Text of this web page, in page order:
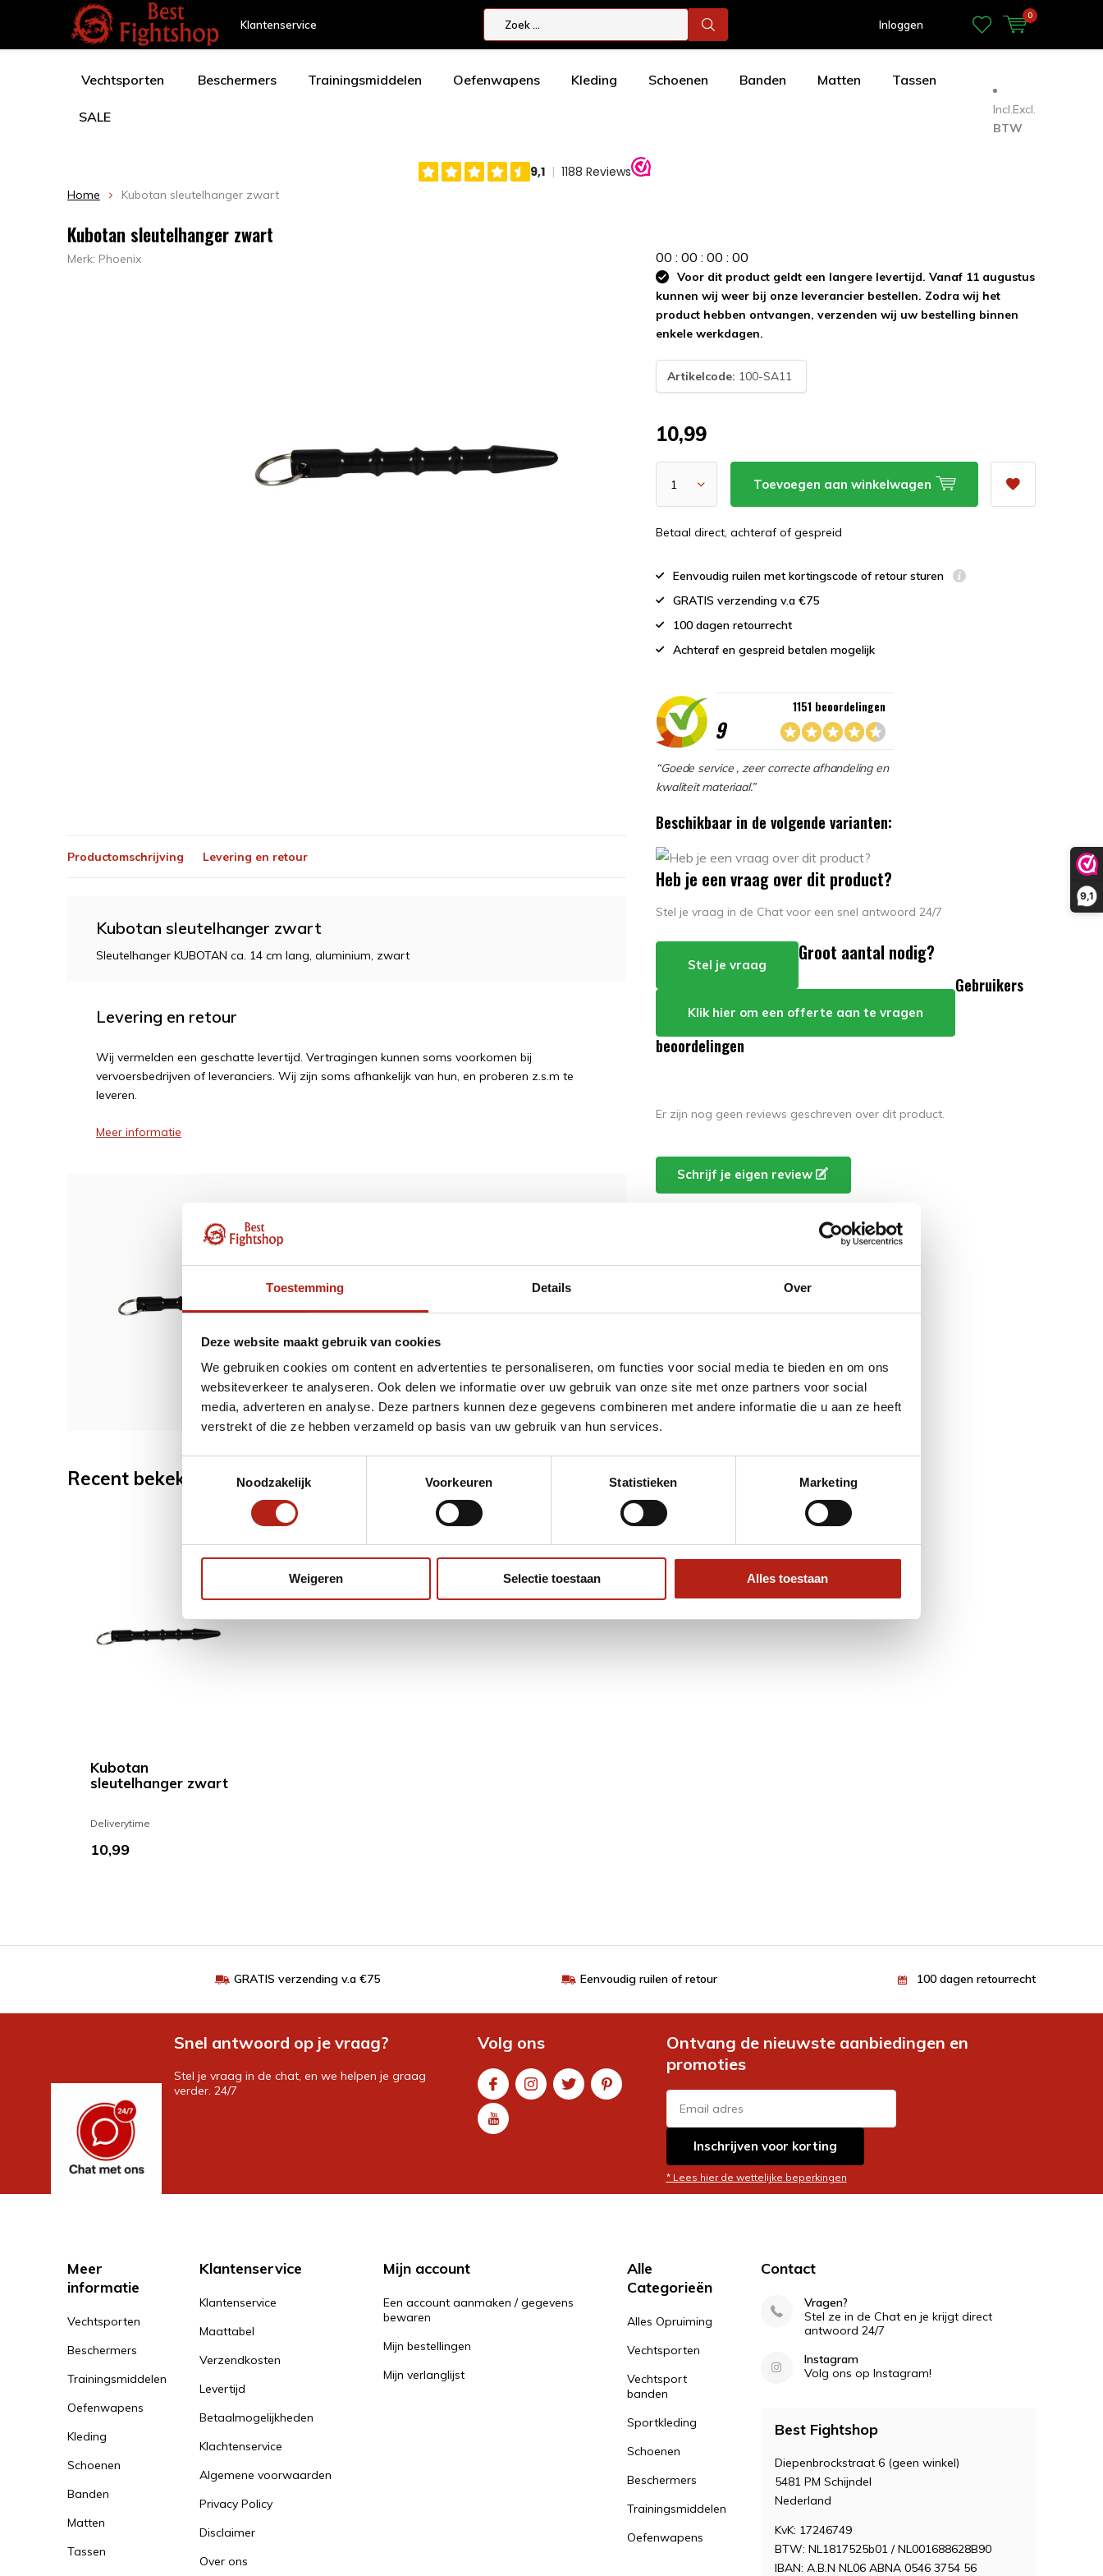
Toestemming Details Over
Deze website maakt gebruik van cookies
We gebruiken cookies om content en advertenties te personaliseren, om functies voor social media te bieden en om ons
websiteverkeer te analyseren. Ook delen we informatie over uw gebruik van onze site met onze partners voor social
media, adverteren en analyse. Deze partners kunnen deze gegevens combineren met andere informatie die u aan ze heeft
verstrekt of die ze hebben verzameld op basis van uw gebruik van hun services.
Noodzakelijk
Voorkeuren Statistieken Marketing
Weigeren Selectie toestaan Alles toestaan
9,1
Klantenservice Inloggen
0
Vechtsporten Beschermers Trainingsmiddelen Oefenwapens Kleding Schoenen Banden Matten Tassen
SALE Incl.Excl.
BTW
Home Kubotan sleutelhanger zwart
Kubotan sleutelhanger zwart
Merk: Phoenix 00 :00 :00 :00
Voor dit product geldt een langere levertijd. Vanaf 11 augustus
kunnen wij weer bij onze leverancier bestellen. Zodra wij het
product hebben ontvangen, verzenden wij uw bestelling binnen
enkele werkdagen.
Artikelcode: 100-SA11
10,99
Toevoegen aan winkelwagen
Betaal direct, achteraf of gespreid
Eenvoudig ruilen met kortingscode of retour sturen
GRATIS verzending v.a €75
100 dagen retourrecht
Achteraf en gespreid betalen mogelijk
9
1151 beoordelingen
“Goede service , zeer correcte afhandeling en
kwaliteit materiaal.”
Beschikbaar in de volgende varianten:
Productomschrijving Levering en retour
Kubotan sleutelhanger zwart
Sleutelhanger KUBOTAN ca. 14 cm lang, aluminium, zwart
Levering en retour
Wij vermelden een geschatte levertijd. Vertragingen kunnen soms voorkomen bij
vervoersbedrijven of leveranciers. Wij zijn soms afhankelijk van hun, en proberen z.s.m te
leveren.
Meer informatie
Kubotan sleutelhanger zwart
10,99
winkelwagen
Heb je een vraag over dit product?
Stel je vraag in de Chat voor een snel antwoord 24/7
Stel je vraag
Groot aantal nodig?
Klik hier om een offerte aan te vragen
Gebruikers
beoordelingen
Er zijn nog geen reviews geschreven over dit product.
Schrijf je eigen review
Recent bekeken
Kubotan
sleutelhanger zwart
Deliverytime
10,99
GRATIS verzending v.a €75 Eenvoudig ruilen of retour 100 dagen retourrecht
Snel antwoord op je vraag?
Stel je vraag in de chat, en we helpen je graag
verder. 24/7
Volg ons
Ontvang de nieuwste aanbiedingen en
promoties
Inschrijven voor korting
* Lees hier de wettelijke beperkingen
Meer
informatie
Vechtsporten
Beschermers
Trainingsmiddelen
Oefenwapens
Kleding
Schoenen
Banden
Matten
Tassen
Klantenservice
Klantenservice
Maattabel
Verzendkosten
Levertijd
Betaalmogelijkheden
Klachtenservice
Algemene voorwaarden
Privacy Policy
Disclaimer
Over ons
Mijn account
Een account aanmaken / gegevens
bewaren
Mijn bestellingen
Mijn verlanglijst
Alle
Categorieën
Alles Opruiming
Vechtsporten
Vechtsport
banden
Sportkleding
Schoenen
Beschermers
Trainingsmiddelen
Oefenwapens
Contact
Vragen?
Stel ze in de Chat en je krijgt direct
antwoord 24/7
Instagram
Volg ons op Instagram!
Best Fightshop
Diepenbrockstraat 6 (geen winkel)
5481 PM Schijndel
Nederland
KvK: 17246749
BTW: NL1817525b01 / NL001688628B90
IBAN: A.B.N NL06 ABNA 0546 3754 56